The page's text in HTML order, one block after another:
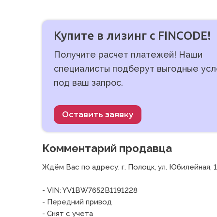
Купите в лизинг с FINCODE!
Получите расчет платежей! Наши
специалисты подберут выгодные
под ваш запрос.
Оставить заявку
Комментарий продавца
Ждём Вас по адресу: г. Полоцк, ул. Юбилейная,
- VIN: YV1BW7652B1191228
- Передний привод
- Снят с учета